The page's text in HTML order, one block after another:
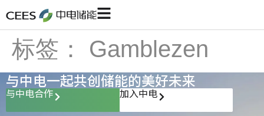
标签： Gamblezen
与中电一起共创储能的美好未来
与中电合作 加入中电